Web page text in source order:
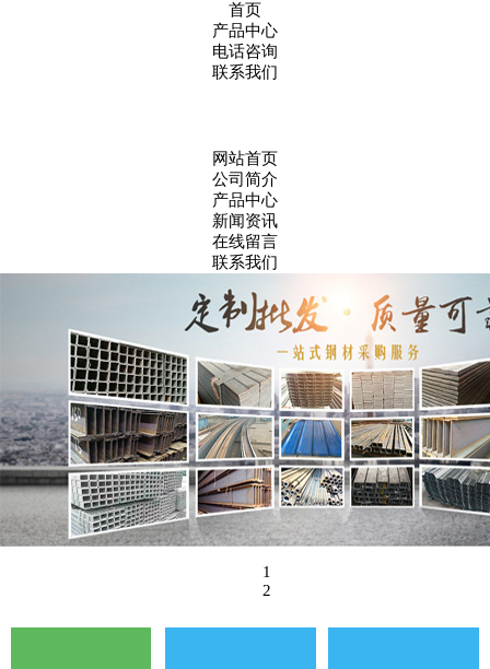
首页
产品中心
电话咨询
联系我们
网站首页
公司简介
产品中心
新闻资讯
在线留言
联系我们
1
2